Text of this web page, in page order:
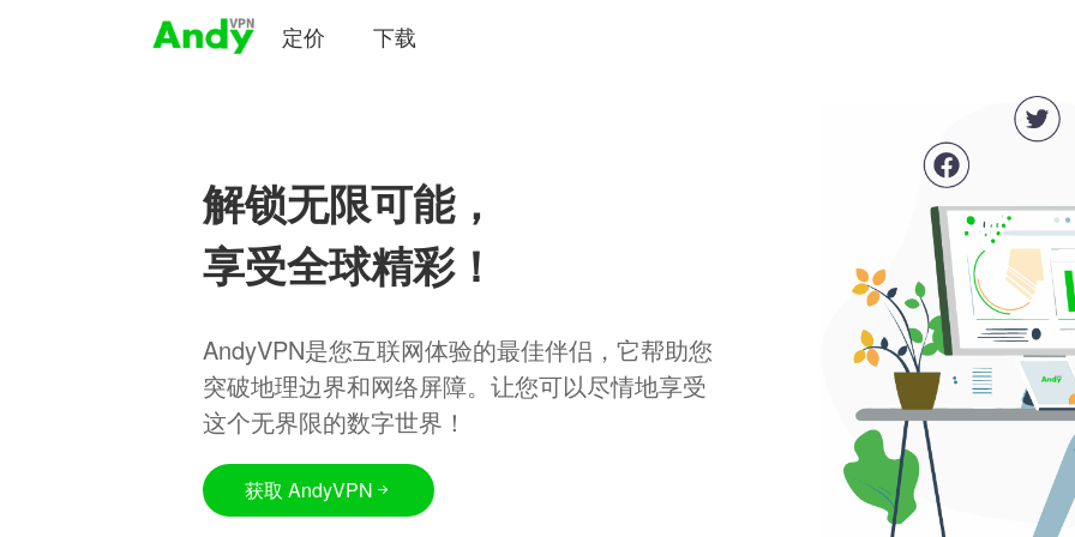
定价 下载
解锁无限可能，
享受全球精彩！
AndyVPN是您互联网体验的最佳伴侣，它帮助您
突破地理边界和网络屏障。让您可以尽情地享受
这个无界限的数字世界！
获取 AndyVPN